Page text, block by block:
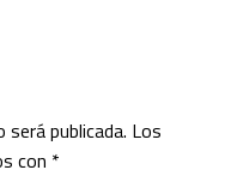
publicada. Los
con *